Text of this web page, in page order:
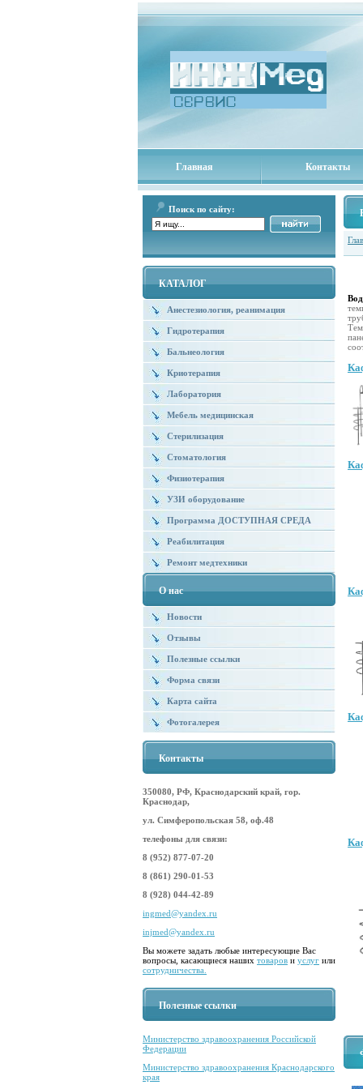
Главная Контакты
Поиск по сайту:
КАТАЛОГ
Анестезиология, реанимация
Гидротерапия
Бальнеология
Криотерапия
Лаборатория
Мебель медицинская
Стерилизация
Стоматология
Физиотерапия
УЗИ оборудование
Программа ДОСТУПНАЯ СРЕДА
Реабилитация
Ремонт медтехники
О нас
Новости
Отзывы
Полезные ссылки
Форма связи
Карта сайта
Фотогалерея
Контакты
350080, РФ, Краснодарский край, гор.
Краснодар,
ул. Симферопольская 58, оф.48
телефоны для связи:
8 (952) 877-07-20
8 (861) 290-01-53
8 (928) 044-42-89
ingmed@yandex.ru
injmed@yandex.ru
Вы можете задать любые интересующие Вас
вопросы, касающиеся наших товаров и услуг или
сотрудничества.
Полезные ссылки
Министерство здравоохранения Российской
Федерации
Министерство здравоохранения Краснодарского
края